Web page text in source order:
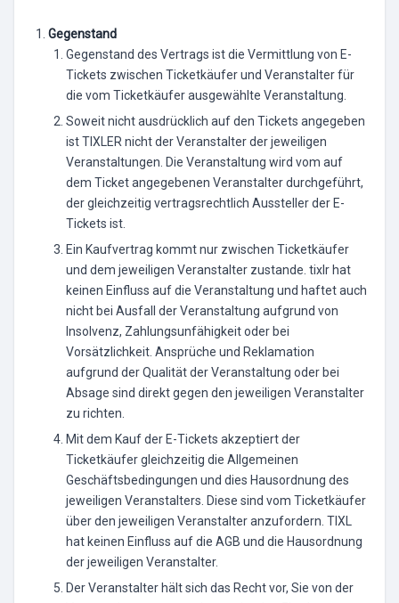
Gegenstand
Gegenstand des Vertrags ist die Vermittlung von E-
Tickets zwischen Ticketkäufer und Veranstalter für
die vom Ticketkäufer ausgewählte Veranstaltung.
Soweit nicht ausdrücklich auf den Tickets angegeben
ist TIXLER nicht der Veranstalter der jeweiligen
Veranstaltungen. Die Veranstaltung wird vom auf
dem Ticket angegebenen Veranstalter durchgeführt,
der gleichzeitig vertragsrechtlich Aussteller der E-
Tickets ist.
Ein Kaufvertrag kommt nur zwischen Ticketkäufer
und dem jeweiligen Veranstalter zustande. tixlr hat
keinen Einfluss auf die Veranstaltung und haftet auch
nicht bei Ausfall der Veranstaltung aufgrund von
Insolvenz, Zahlungsunfähigkeit oder bei
Vorsätzlichkeit. Ansprüche und Reklamation
aufgrund der Qualität der Veranstaltung oder bei
Absage sind direkt gegen den jeweiligen Veranstalter
zu richten.
Mit dem Kauf der E-Tickets akzeptiert der
Ticketkäufer gleichzeitig die Allgemeinen
Geschäftsbedingungen und dies Hausordnung des
jeweiligen Veranstalters. Diese sind vom Ticketkäufer
über den jeweiligen Veranstalter anzufordern. TIXL
hat keinen Einfluss auf die AGB und die Hausordnung
der jeweiligen Veranstalter.
Der Veranstalter hält sich das Recht vor, Sie von der